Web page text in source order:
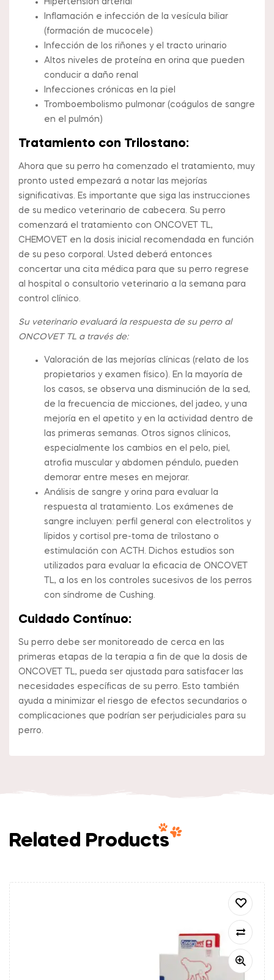
Hipertensión arterial
Inflamación e infección de la vesícula biliar
(formación de mucocele)
Infección de los riñones y el tracto urinario
Altos niveles de proteína en orina que pueden
conducir a daño renal
Infecciones crónicas en la piel
Tromboembolismo pulmonar (coágulos de sangre
en el pulmón)
Tratamiento con Trilostano:
Ahora que su perro ha comenzado el tratamiento, muy
pronto usted empezará a notar las mejorías
significativas. Es importante que siga las instrucciones
de su medico veterinario de cabecera. Su perro
comenzará el tratamiento con ONCOVET TL,
CHEMOVET en la dosis inicial recomendada en función
de su peso corporal. Usted deberá entonces
concertar una cita médica para que su perro regrese
al hospital o consultorio veterinario a la semana para
control clínico.
Su veterinario evaluará la respuesta de su perro al
ONCOVET TL a través de:
Valoración de las mejorías clínicas (relato de los
propietarios y examen físico). En la mayoría de
los casos, se observa una disminución de la sed,
de la frecuencia de micciones, del jadeo, y una
mejoría en el apetito y en la actividad dentro de
las primeras semanas. Otros signos clínicos,
especialmente los cambios en el pelo, piel,
atrofia muscular y abdomen péndulo, pueden
demorar entre meses en mejorar.
Análisis de sangre y orina para evaluar la
respuesta al tratamiento. Los exámenes de
sangre incluyen: perfil general con electrolitos y
lípidos y cortisol pre-toma de trilostano o
estimulación con ACTH. Dichos estudios son
utilizados para evaluar la eficacia de ONCOVET
TL, a los en los controles sucesivos de los perros
con síndrome de Cushing.
Cuidado Contínuo:
Su perro debe ser monitoreado de cerca en las
primeras etapas de la terapia a fin de que la dosis de
ONCOVET TL, pueda ser ajustada para satisfacer las
necesidades específicas de su perro. Esto también
ayuda a minimizar el riesgo de efectos secundarios o
complicaciones que podrían ser perjudiciales para su
perro.
Related Products